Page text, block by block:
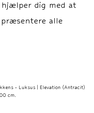
hjælper dig med at
alle
- Luksus | Elevation (Antracit)
cm.